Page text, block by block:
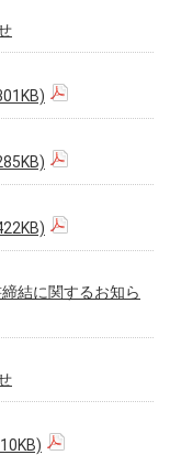
結に関するお知ら